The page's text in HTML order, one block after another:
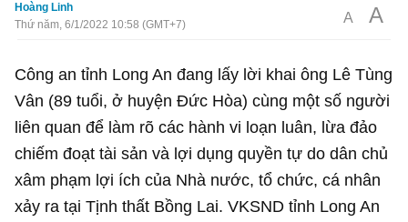
Hoàng Linh
Thứ năm, 6/1/2022 10:58 (GMT+7)
A A
Công an tỉnh Long An đang lấy lời khai ông Lê Tùng
Vân (89 tuổi, ở huyện Đức Hòa) cùng một số người
liên quan để làm rõ các hành vi loạn luân, lừa đảo
chiếm đoạt tài sản và lợi dụng quyền tự do dân chủ
xâm phạm lợi ích của Nhà nước, tổ chức, cá nhân
xảy ra tại Tịnh thất Bồng Lai. VKSND tỉnh Long An